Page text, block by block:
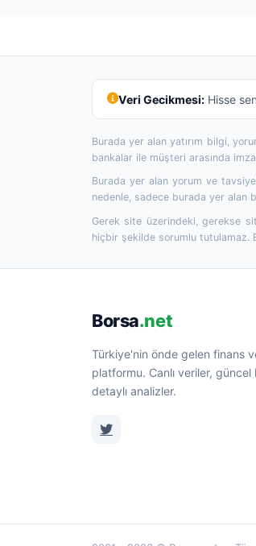
Veri Gecikmesi:Hisse
Burada yer alan yatırım bilgi,
bankalar ile müşteri arasında
Burada yer alan yorum ve
nedenle, sadece burada yer alan
Gerek site üzerindeki, gerekse
hiçbir şekilde sorumlu tutulamaz.
Borsa.net
Türkiye'nin önde gelen finans
platformu. Canlı veriler,
detaylı analizler.